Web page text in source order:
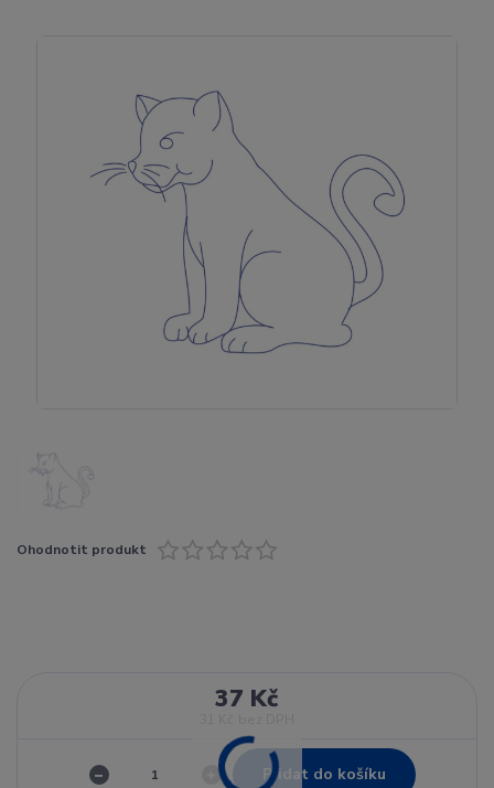
Ohodnotit produkt
37 Kč
Přidat do košíku